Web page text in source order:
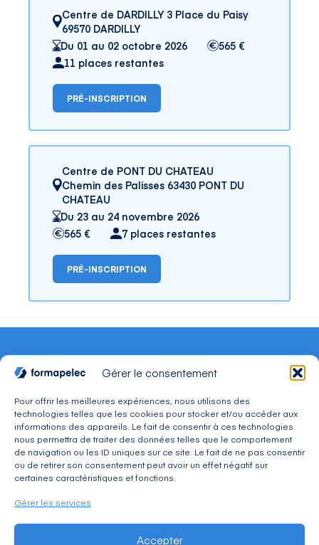
Gérer le consentement
Pour offrir les meilleures expériences, nous utilisons des
technologies telles que les cookies pour stocker et/ou accéder aux
informations des appareils. Le fait de consentir à ces technologies
nous permettra de traiter des données telles que le comportement
de navigation ou les ID uniques sur ce site. Le fait de ne pas consentir
ou de retirer son consentement peut avoir un effet négatif sur
certaines caractéristiques et fonctions.
Gérer les services
Accepter
Centre de DARDILLY 3 Place du Paisy
69570 DARDILLY
Du 01 au 02 octobre 2026
565 €
11 places restantes
PRÉ-INSCRIPTION
Centre de PONT DU CHATEAU
Chemin des Palisses 63430 PONT DU
CHATEAU
Du 23 au 24 novembre 2026
565 €
7 places restantes
PRÉ-INSCRIPTION
CONTACT
Adresse : 30, avenue du Président Wilson 94234
CACHAN Cedex
Téléphone : 01 49 08 03 03
Mail : commercial@formapelec.fr
ESPACE TÉLÉCHARGEMENT